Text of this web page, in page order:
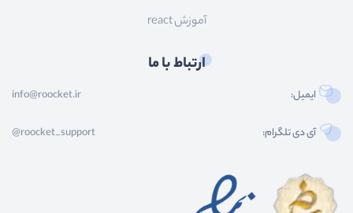
آموزش react
ارتباط با ما
ایمیل: info@roocket.ir
آی دی تلگرام: @roocket_support